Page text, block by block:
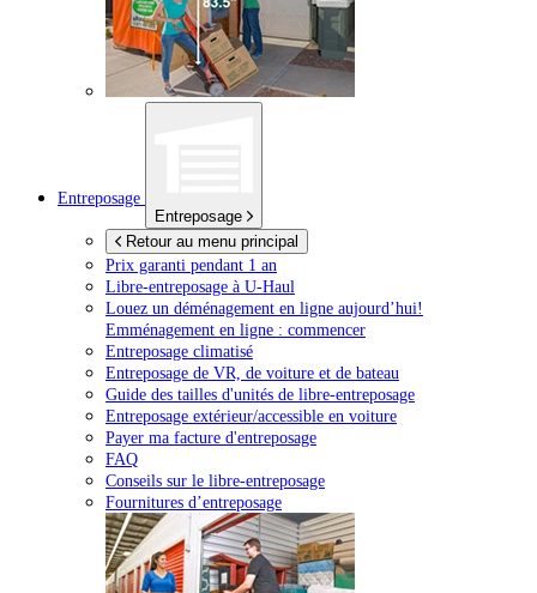
Entreposage
Entreposage
Retour au menu principal
Prix garanti pendant 1 an
Libre-entreposage à U-Haul
Louez un déménagement en ligne aujourd’hui!
Emménagement en ligne : commencer
Entreposage climatisé
Entreposage de VR, de voiture et de bateau
Guide des tailles d'unités de libre-entreposage
Entreposage extérieur/accessible en voiture
Payer ma facture d'entreposage
FAQ
Conseils sur le libre-entreposage
Fournitures d’entreposage